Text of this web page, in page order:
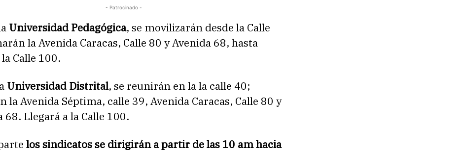
- Patrocinado -
Universidad Pedagógica, se movilizarán desde la Calle
la Avenida Caracas, Calle 80 y Avenida 68, hasta
Calle 100.
Universidad Distrital, se reunirán en la la calle 40;
la Avenida Séptima, calle 39, Avenida Caracas, Calle 80 y
68. Llegará a la Calle 100.
los sindicatos se dirigirán a partir de las 10 am hacia